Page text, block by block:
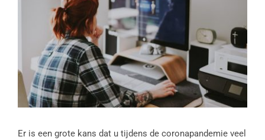
Er is een grote kans dat u tijdens de coronapandemie veel